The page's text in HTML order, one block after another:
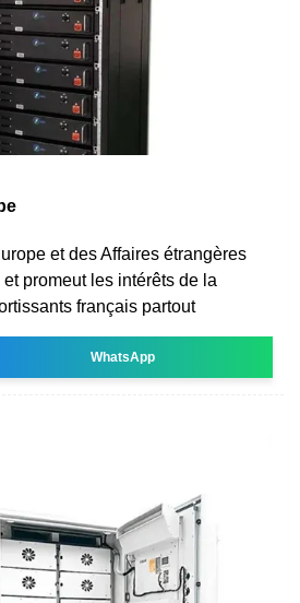
et des Affaires étrangères
promeut les intérêts de la
français partout
WhatsApp